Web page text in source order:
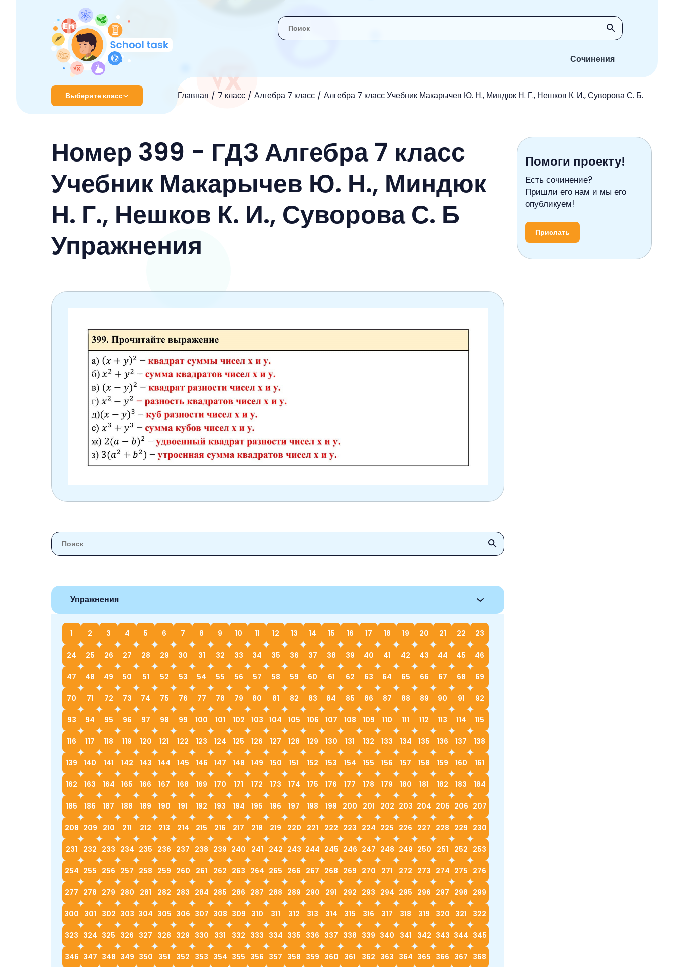
Сочинения
Выберите класс Главная 7 класс Алгебра 7 класс Алгебра 7 класс Учебник Макарычев Ю. Н., Миндюк Н. Г., Нешков К. И., Суворова С. Б.
2 класс
4 класс
5 класс
7 класс
9 класс
Номер 399 - ГДЗ Алгебра 7 класс
Учебник Макарычев Ю. Н., Миндюк
Н. Г., Нешков К. И., Суворова С. Б
Упражнения
Упражнения
1 2 3 4 5 6 7 8 9 10 11 12 13 14 15 16 17 18 19 20 21 22 23
24 25 26 27 28 29 30 31 32 33 34 35 36 37 38 39 40 41 42 43 44 45 46
47 48 49 50 51 52 53 54 55 56 57 58 59 60 61 62 63 64 65 66 67 68 69
70 71 72 73 74 75 76 77 78 79 80 81 82 83 84 85 86 87 88 89 90 91 92
93 94 95 96 97 98 99 100 101 102 103 104 105 106 107 108 109 110 111 112 113 114 115
116 117 118 119 120 121 122 123 124 125 126 127 128 129 130 131 132 133 134 135 136 137 138
139 140 141 142 143 144 145 146 147 148 149 150 151 152 153 154 155 156 157 158 159 160 161
162 163 164 165 166 167 168 169 170 171 172 173 174 175 176 177 178 179 180 181 182 183 184
185 186 187 188 189 190 191 192 193 194 195 196 197 198 199 200 201 202 203 204 205 206 207
208 209 210 211 212 213 214 215 216 217 218 219 220 221 222 223 224 225 226 227 228 229 230
231 232 233 234 235 236 237 238 239 240 241 242 243 244 245 246 247 248 249 250 251 252 253
254 255 256 257 258 259 260 261 262 263 264 265 266 267 268 269 270 271 272 273 274 275 276
277 278 279 280 281 282 283 284 285 286 287 288 289 290 291 292 293 294 295 296 297 298 299
300 301 302 303 304 305 306 307 308 309 310 311 312 313 314 315 316 317 318 319 320 321 322
323 324 325 326 327 328 329 330 331 332 333 334 335 336 337 338 339 340 341 342 343 344 345
346 347 348 349 350 351 352 353 354 355 356 357 358 359 360 361 362 363 364 365 366 367 368
Помоги проекту!
Есть сочинение?
Пришли его нам и мы его
опубликуем!
Прислать